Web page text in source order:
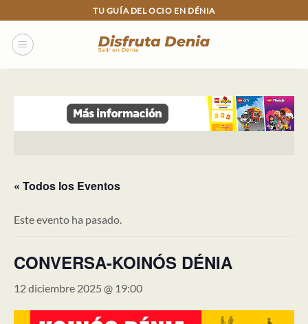
to
content
TU GUÍA DEL OCIO EN DÉNIA
« Todos los Eventos
Este evento ha pasado.
CONVERSA-KOINÓS DÉNIA
12 diciembre 2025 @ 19:00